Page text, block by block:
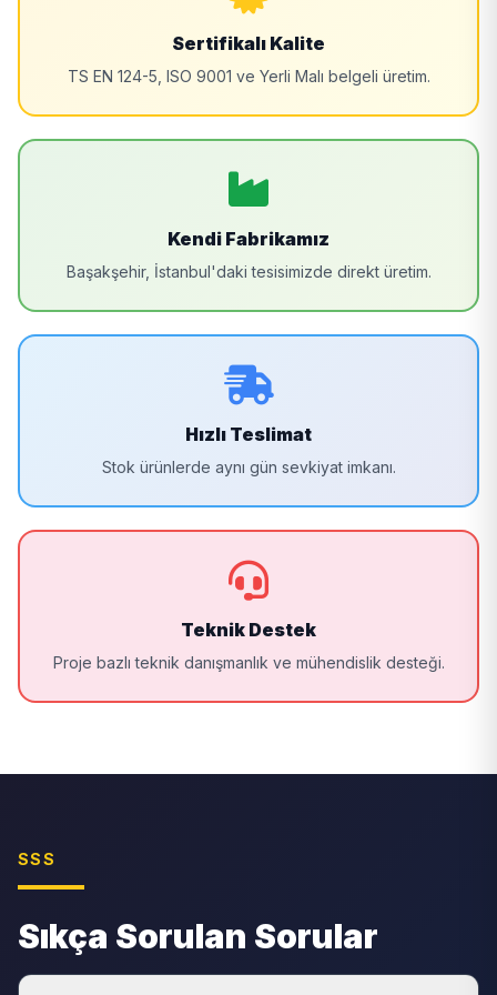
Sertifikalı Kalite
TS EN 124-5, ISO 9001 ve Yerli Malı belgeli üretim.
Kendi Fabrikamız
Başakşehir, İstanbul'daki tesisimizde direkt üretim.
Hızlı Teslimat
Stok ürünlerde aynı gün sevkiyat imkanı.
Teknik Destek
Proje bazlı teknik danışmanlık ve mühendislik desteği.
SSS
Sıkça Sorulan Sorular